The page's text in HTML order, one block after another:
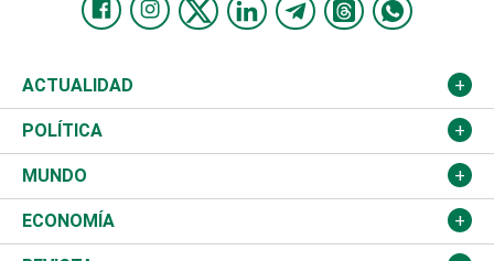
ACTUALIDAD
Nacional
Ciudad
Educación
POLÍTICA
Partidos
JCE
MUNDO
Estados Unidos
ECONOMÍA